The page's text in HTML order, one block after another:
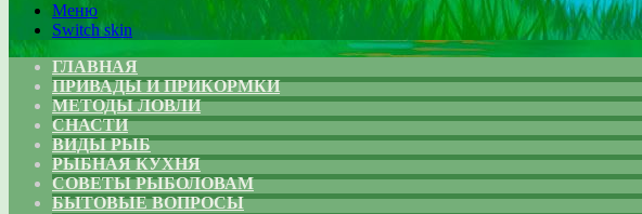
Меню
Switch skin
ГЛАВНАЯ
ПРИВАДЫ И ПРИКОРМКИ
МЕТОДЫ ЛОВЛИ
СНАСТИ
ВИДЫ РЫБ
РЫБНАЯ КУХНЯ
СОВЕТЫ РЫБОЛОВАМ
БЫТОВЫЕ ВОПРОСЫ